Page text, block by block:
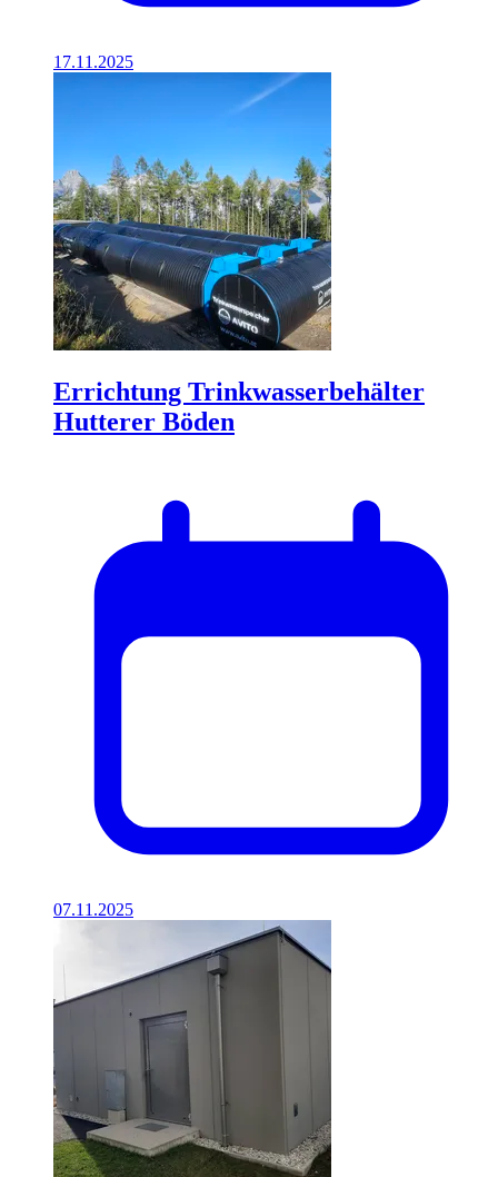
17.11.2025
Errichtung Trinkwasserbehälter
Hutterer Böden
07.11.2025